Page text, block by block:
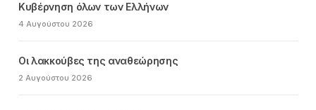
Κυβέρνηση όλων των Ελλήνων
4 Αυγούστου 2026
Οι λακκούβες της αναθεώρησης
2 Αυγούστου 2026